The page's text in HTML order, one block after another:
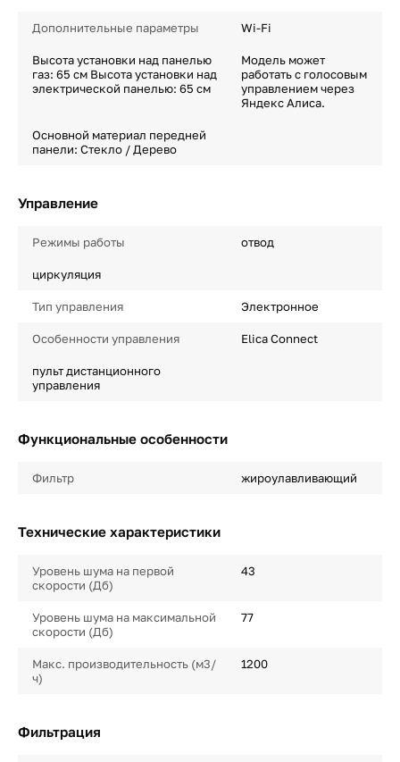
Дополнительные параметры Wi-Fi
Высота установки над панелью
газ: 65 см Высота установки над
электрической панелью: 65 см
Модель может
работать с голосовым
управлением через
Яндекс Алиса.
Основной материал передней
панели: Стекло / Дерево
Управление
Режимы работы отвод
циркуляция
Тип управления Электронное
Особенности управления Elica Connect
пульт дистанционного
управления
Функциональные особенности
Фильтр жироулавливающий
Технические характеристики
Уровень шума на первой
скорости (Дб)
43
Уровень шума на максимальной
скорости (Дб)
77
Макс. производительность (м3/
ч)
1200
Фильтрация